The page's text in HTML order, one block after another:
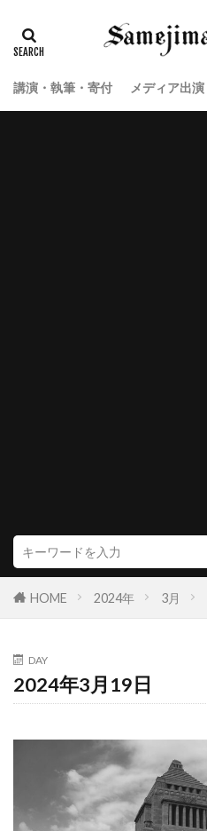
講演・執筆・寄付 メディア出演
HOME 2024年 3月
DAY
2024年3月19日